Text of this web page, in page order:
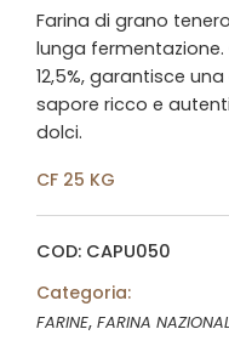
Farina di grano
lunga
12,5%, garantisce
sapore ricco e
dolci.
CF 25 KG
COD: CAPU050
Categoria:
FARINE, FARINA